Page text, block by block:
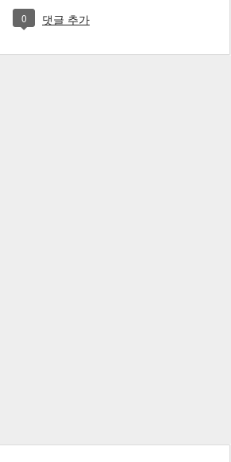
0 댓글 추가